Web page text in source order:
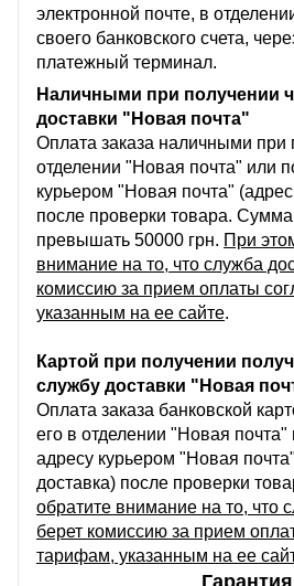
электронной почте, в
своего банковского счета,
платежный терминал.
Наличными при получении
доставки "Новая почта"
Оплата заказа наличными при
отделении "Новая почта" или
курьером "Новая почта"
после проверки товара.
превышать 50000 грн. При
внимание на то, что служба
комиссию за прием оплаты
указанным на ее сайте.
Картой при получении
службу доставки "Новая
Оплата заказа банковской
его в отделении "Новая
адресу курьером "Новая
доставка) после проверки
обратите внимание на то, что
берет комиссию за прием
тарифам, указанным на ее
Гарантия